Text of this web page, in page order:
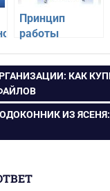
Принцип
работы
воды
КАК
ИЗ